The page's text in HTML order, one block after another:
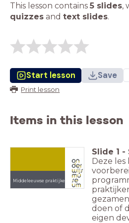
This lesson contains 5 slides,
quizzes and text slides.
Start lesson Save
Print lesson
Items in this lesson
Middeleeuwse praktijken
Slide 1 -
Deze
doen of
eigen